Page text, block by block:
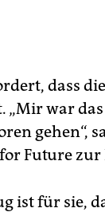
dass
war
gehen“,
Future
ist für sie,